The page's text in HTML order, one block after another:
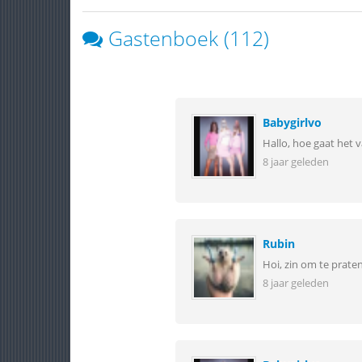
Gastenboek (112)
Babygirlvo
Hallo, hoe gaat het
8 jaar geleden
Rubin
Hoi, zin om te
8 jaar geleden